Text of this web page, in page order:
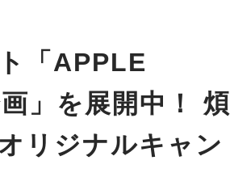
「APPLE
」を展開中！ 煩
リジナルキャン